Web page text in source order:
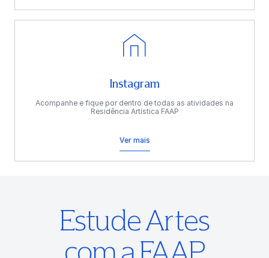
Instagram
Acompanhe e fique por dentro de todas as atividades na
Residência Artística FAAP
Ver mais
Estude Artes